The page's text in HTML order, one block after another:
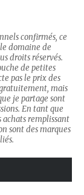
confirmés, ce
domaine de
droits réservés.
de petites
pas le prix des
mais
je partage sont
En tant que
achats remplissant
sont des marques